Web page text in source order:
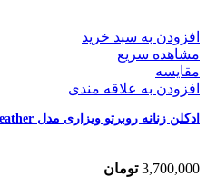
افزودن به سبد خرید
مشاهده سریع
مقایسه
افزودن به علاقه مندی
ادکلن زنانه روبرتو ویزاری مدل Falcon Leather
3,700,000 تومان